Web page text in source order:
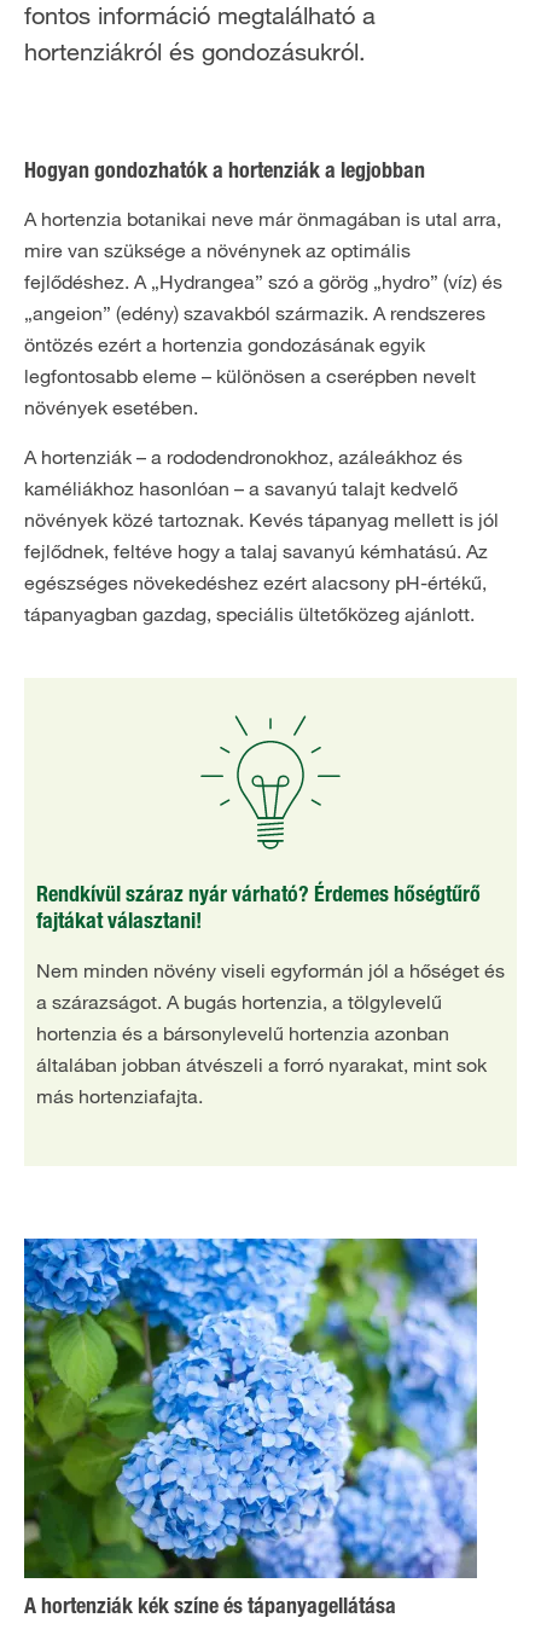
fontos információ megtalálható a
hortenziákról és gondozásukról.
Hogyan gondozhatók a hortenziák a legjobban
A hortenzia botanikai neve már önmagában is utal arra,
mire van szüksége a növénynek az optimális
fejlődéshez. A „Hydrangea” szó a görög „hydro” (víz) és
„angeion” (edény) szavakból származik. A rendszeres
öntözés ezért a hortenzia gondozásának egyik
legfontosabb eleme – különösen a cserépben nevelt
növények esetében.
A hortenziák – a rododendronokhoz, azáleákhoz és
kaméliákhoz hasonlóan – a savanyú talajt kedvelő
növények közé tartoznak. Kevés tápanyag mellett is jól
fejlődnek, feltéve hogy a talaj savanyú kémhatású. Az
egészséges növekedéshez ezért alacsony pH-értékű,
tápanyagban gazdag, speciális ültetőközeg ajánlott.
Rendkívül száraz nyár várható? Érdemes hőségtűrő
fajtákat választani!
Nem minden növény viseli egyformán jól a hőséget és
a szárazságot. A bugás hortenzia, a tölgylevelű
hortenzia és a bársonylevelű hortenzia azonban
általában jobban átvészeli a forró nyarakat, mint sok
más hortenziafajta.
A hortenziák kék színe és tápanyagellátása